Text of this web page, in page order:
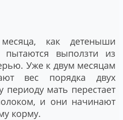
как детеныши
выползти из
Уже к двум месяцам
вес порядка двух
периоду мать перестает
и они начинают
корму.